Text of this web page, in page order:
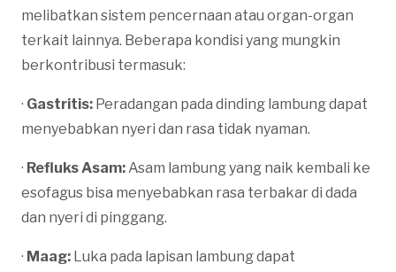
melibatkan sistem pencernaan atau organ-organ
terkait lainnya. Beberapa kondisi yang mungkin
berkontribusi termasuk:
· Gastritis: Peradangan pada dinding lambung dapat
menyebabkan nyeri dan rasa tidak nyaman.
· Refluks Asam:Asam lambung yang naik kembali ke
esofagus bisa menyebabkan rasa terbakar di dada
dan nyeri di pinggang.
· Maag: Luka pada lapisan lambung dapat